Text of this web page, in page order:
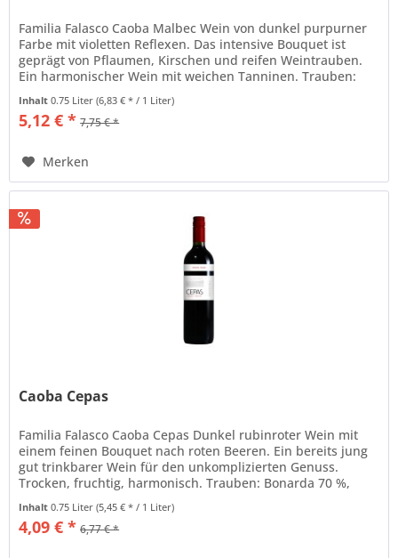
Familia Falasco Caoba Malbec Wein von dunkel purpurner
Farbe mit violetten Reflexen. Das intensive Bouquet ist
geprägt von Pflaumen, Kirschen und reifen Weintrauben.
Ein harmonischer Wein mit weichen Tanninen. Trauben:
Malbec 100 %...
Inhalt0.75 Liter(6,83 € * / 1 Liter)
5,12 € * 7,75 € *
Merken
Caoba Cepas
Familia Falasco Caoba Cepas Dunkel rubinroter Wein mit
einem feinen Bouquet nach roten Beeren. Ein bereits jung
gut trinkbarer Wein für den unkomplizierten Genuss.
Trocken, fruchtig, harmonisch. Trauben: Bonarda 70 %,
Inhalt0.75 Liter(5,45 € * / 1 Liter)
4,09 € * 6,77 € *